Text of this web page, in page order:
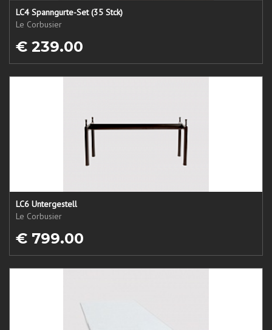
LC4 Spanngurte-Set (35 Stck)
Le Corbusier
€ 239.00
LC6 Untergestell
Le Corbusier
€ 799.00